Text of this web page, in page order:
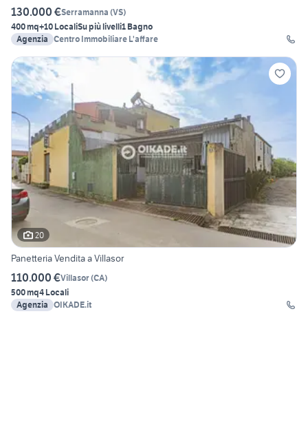
130.000 €Serramanna (VS)
400 mq+10 LocaliSu più livelli1 Bagno
Agenzia Centro Immobiliare L'affare
20
Panetteria Vendita a Villasor
110.000 €Villasor(CA)
500 mq4 Locali
Agenzia OIKADE.it